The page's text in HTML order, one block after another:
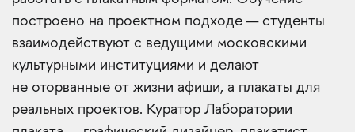
построено на проектном подходе — студенты
взаимодействуют с ведущими московскими
культурными институциями и делают
не оторванные от жизни афиши, а плакаты для
реальных проектов. Куратор Лаборатории